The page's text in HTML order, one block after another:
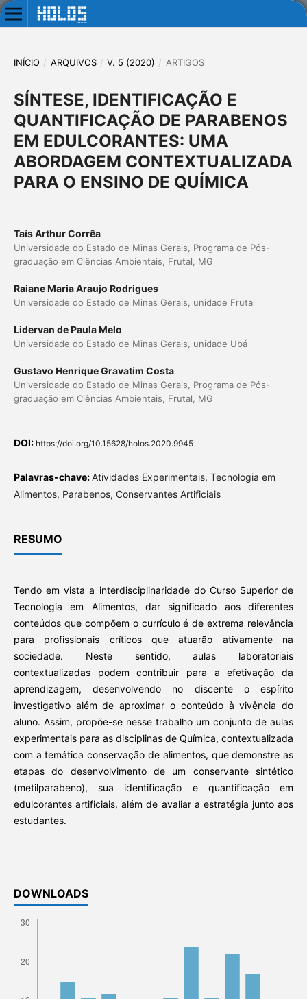
INÍCIO / ARQUIVOS / V. 5 (2020) / ARTIGOS
SÍNTESE, IDENTIFICAÇÃO E
QUANTIFICAÇÃO DE PARABENOS
EM EDULCORANTES: UMA
ABORDAGEM CONTEXTUALIZADA
PARA O ENSINO DE QUÍMICA
Taís Arthur Corrêa
Universidade do Estado de Minas Gerais, Programa de Pós-
graduação em Ciências Ambientais, Frutal, MG
Raiane Maria Araujo Rodrigues
Universidade do Estado de Minas Gerais, unidade Frutal
Lidervan de Paula Melo
Universidade do Estado de Minas Gerais, unidade Ubá
Gustavo Henrique Gravatim Costa
Universidade do Estado de Minas Gerais, Programa de Pós-
graduação em Ciências Ambientais, Frutal, MG
DOI: https://doi.org/10.15628/holos.2020.9945
Palavras-chave:Atividades Experimentais, Tecnologia em
Alimentos, Parabenos, Conservantes Artificiais
RESUMO
Tendo em vista a interdisciplinaridade do Curso Superior de
Tecnologia em Alimentos, dar significado aos diferentes
conteúdos que compõem o currículo é de extrema relevância
para profissionais críticos que atuarão ativamente na
sociedade. Neste sentido, aulas laboratoriais
contextualizadas podem contribuir para a efetivação da
aprendizagem, desenvolvendo no discente o espírito
investigativo além de aproximar o conteúdo à vivência do
aluno. Assim, propõe-se nesse trabalho um conjunto de aulas
experimentais para as disciplinas de Química, contextualizada
com a temática conservação de alimentos, que demonstre as
etapas do desenvolvimento de um conservante sintético
(metilparabeno), sua identificação e quantificação em
edulcorantes artificiais, além de avaliar a estratégia junto aos
estudantes.
DOWNLOADS